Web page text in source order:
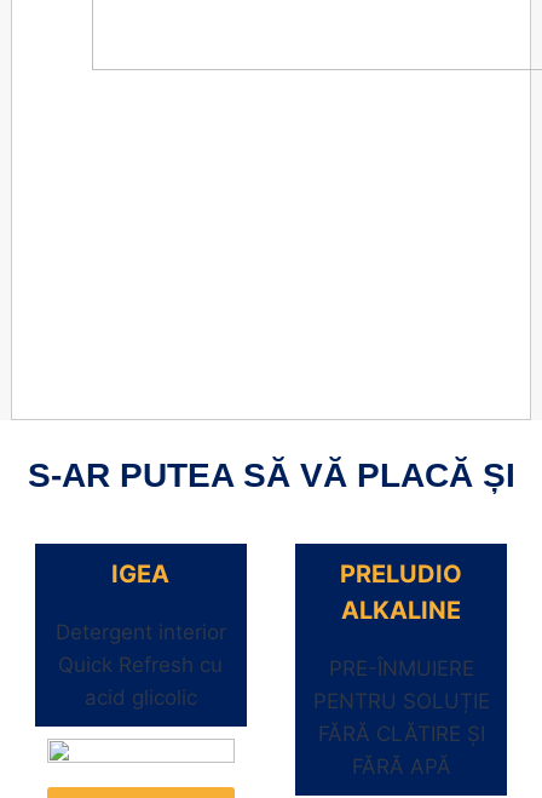
S-AR PUTEA SĂ VĂ PLACĂ ȘI
IGEA
Detergent interior
Quick Refresh cu
acid glicolic
PRELUDIO
ALKALINE
PRE-ÎNMUIERE
PENTRU SOLUȚIE
FĂRĂ CLĂTIRE ȘI
FĂRĂ APĂ